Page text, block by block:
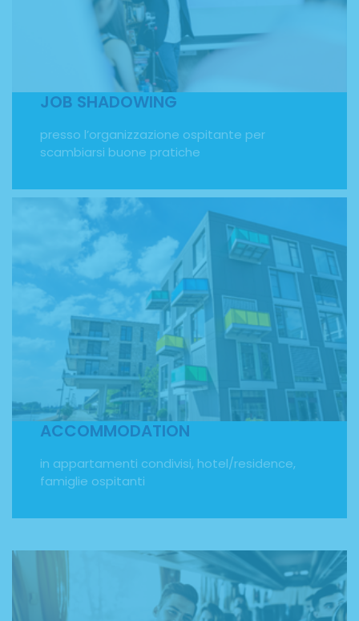
JOB SHADOWING
presso l’organizzazione ospitante per
scambiarsi buone pratiche
pratiche. Attraverso il Programma Erasmus Plus offriamo
al personale scolastico corsi di formazione per docenti
ed esperienze di job shadowing. Grazie all'interscambio
culturale, è possibile sperimentare metodologie
didattiche differenti e conoscere altri istituti scolastici
della comunità europea.
ACCOMMODATION
in appartamenti condivisi, hotel/residence,
famiglie ospitanti
ACCOMMODATION
in appartamenti condivisi, hotel/residence, famiglie
ospitanti. Per il tuo soggiorno all'estero non dovrai
preoccuparti di cercare alloggio. FMTS Experience lo ha
già fatto per te. Potrai scegliere se soggiornare in
appartamenti condivisi, hotel o residence o fare
un'esperienza alla pari diventando ospite di una
famiglia del posto.